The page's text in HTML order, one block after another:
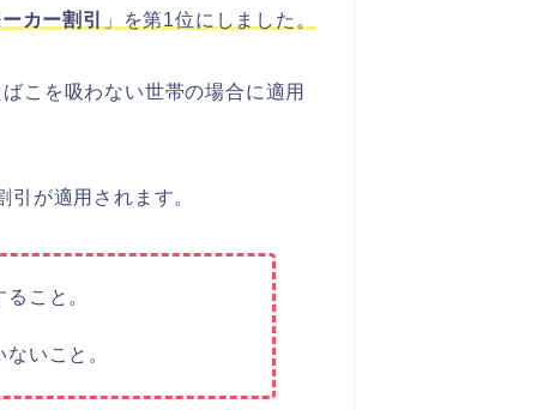
カー割引 」を第1位にしました。
こを吸わない世帯の場合に適用
が適用されます。
こと。
いこと。